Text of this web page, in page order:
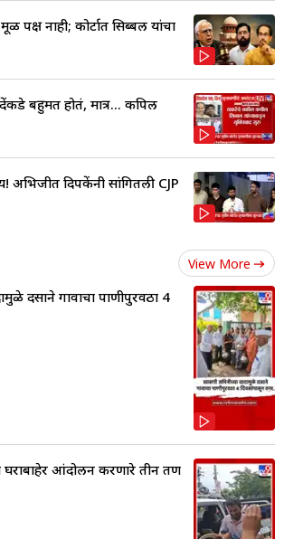
पक्ष नाही; कोर्टात सिब्बल यांचा
बहुमत होतं, मात्र... कपिल
अभिजीत दिपकेंनी सांगितली CJP
View More
दसाने गावाचा पाणीपुरवठा 4
आंदोलन करणारे तीन तरुण